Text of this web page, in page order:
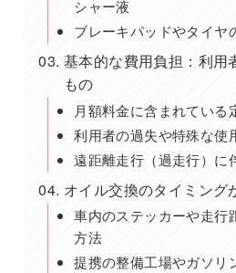
シャー液
ブレーキパッドやタイヤ
基本的な費用負担：利用
もの
月額料金に含まれてい
利用者の過失や特殊な使
遠距離走行（過走行）に
オイル交換のタイミング
車内のステッカーや走行
方法
提携の整備工場やガソリ